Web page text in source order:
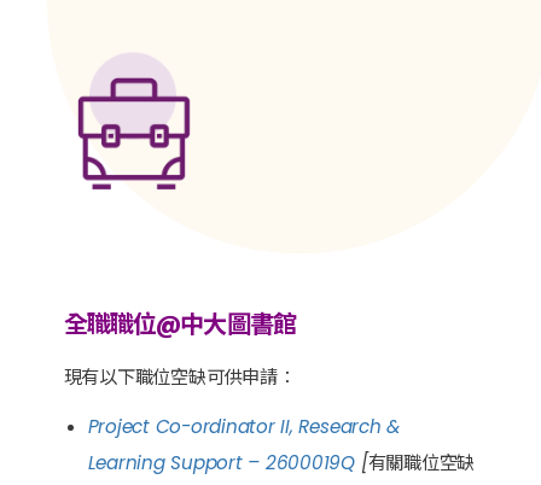
全職職位@中大圖書館
現有以下職位空缺可供申請：
Project Co-ordinator II, Research &
Learning Support – 2600019Q [有關職位空缺